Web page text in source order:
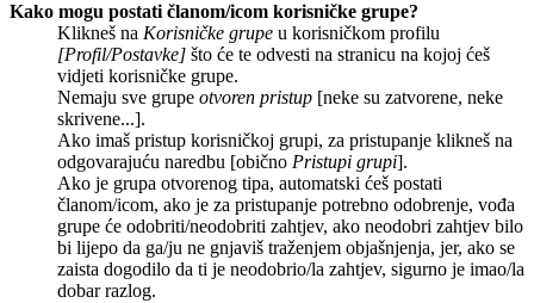
Kako mogu postati članom/icom korisničke grupe?
Klikneš na Korisničke grupe u korisničkom profilu
[Profil/Postavke] što će te odvesti na stranicu na kojoj ćeš
vidjeti korisničke grupe.
Nemaju sve grupe otvoren pristup [neke su zatvorene, neke
skrivene...].
Ako imaš pristup korisničkoj grupi, za pristupanje klikneš na
odgovarajuću naredbu [obično Pristupi grupi].
Ako je grupa otvorenog tipa, automatski ćeš postati
članom/icom, ako je za pristupanje potrebno odobrenje, vođa
grupe će odobriti/neodobriti zahtjev, ako neodobri zahtjev bilo
bi lijepo da ga/ju ne gnjaviš traženjem objašnjenja, jer, ako se
zaista dogodilo da ti je neodobrio/la zahtjev, sigurno je imao/la
dobar razlog.